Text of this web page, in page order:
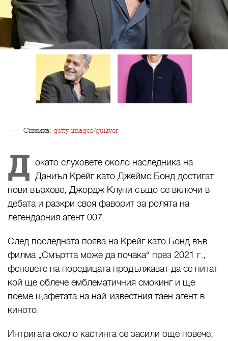
Снимка: getty images/guiliver
Д окато слуховете около наследника на
Даниъл Крейг като Джеймс Бонд достигат
нови върхове, Джордж Клуни също се включи в
дебата и разкри своя фаворит за ролята на
легендарния агент 007.
След последната поява на Крейг като Бонд във
филма „Смъртта може да почака“ през 2021 г.,
феновете на поредицата продължават да се питат
кой ще облече емблематичния смокинг и ще
поеме щафетата на най-известния таен агент в
киното.
Интригата около кастинга се засили още повече,